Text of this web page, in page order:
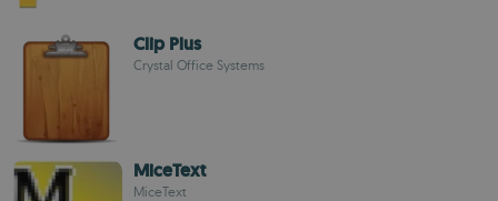
Clip Plus
Crystal Office Systems
MiceText
MiceText